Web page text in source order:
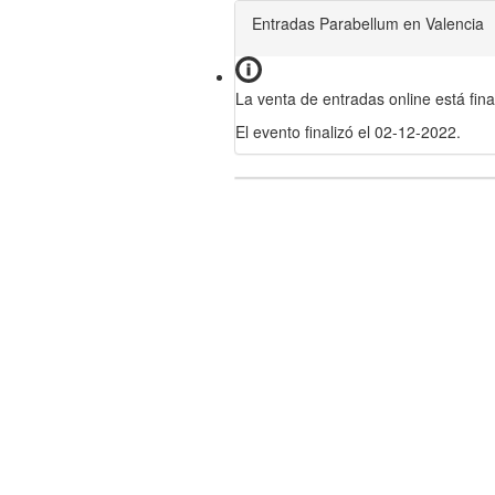
Entradas Parabellum en Valencia
La venta de entradas online está
El evento finalizó el 02-12-2022.